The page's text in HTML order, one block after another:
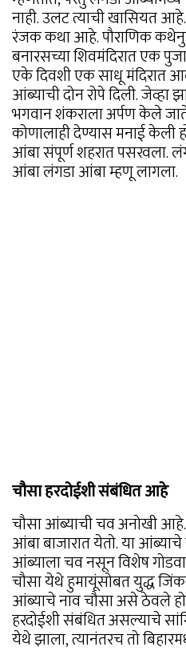
नाही. उलट त्याची खासियत
रंजक कथा आहे. पौराणिक
बनारसच्या शिवमंदिरात एक
एके दिवशी एक साधू मंदिरात
आंब्याची दोन रोपे दिली. जेव्हा
भगवान शंकराला अर्पण केले
कोणालाही देण्यास मनाई केली
आंबा संपूर्ण शहरात पसरवला.
आंबा लंगडा आंबा म्हणू लागला.
चौसा हरदोईशी संबंधित आहे
चौसा आंब्याची चव अनोखी
आंबा बाजारात येतो. या
आंब्याला चव नसून विशेष
चौसा येथे हुमायूंसोबत युद्ध
आंब्याचे नाव चौसा असे ठेवले
हरदोईशी संबंधित असल्याचे
येथे झाला, त्यानंतरच तो